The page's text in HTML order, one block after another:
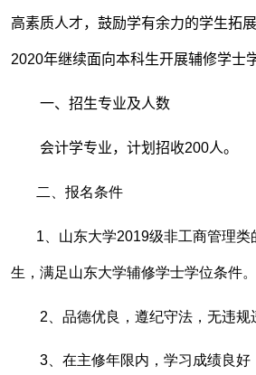
高素质人才，鼓励学有余力的学生拓
2020年继续面向本科生开展辅修学士
一、招生专业及人数
会计学专业，计划招收200人。
二、报名条件
1、山东大学2019级非工商管理类
生，满足山东大学辅修学士学位条件。
2、品德优良，遵纪守法，无违规
3、在主修年限内，学习成绩良好